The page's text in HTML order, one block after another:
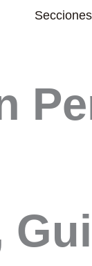
Abrir Festival